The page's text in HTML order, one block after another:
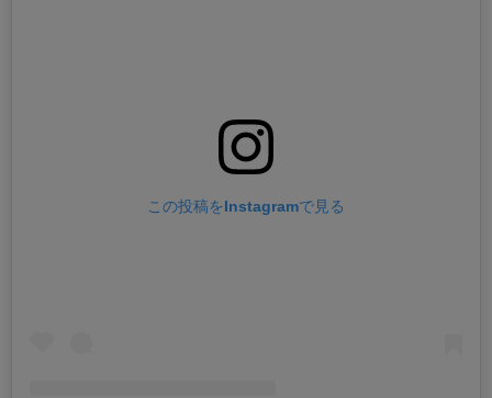
この投稿をInstagramで見る